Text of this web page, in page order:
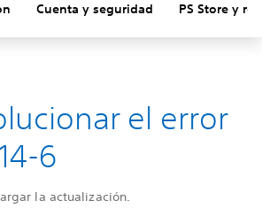
Cuenta y seguridad PS Store y
el error
6
la actualización.